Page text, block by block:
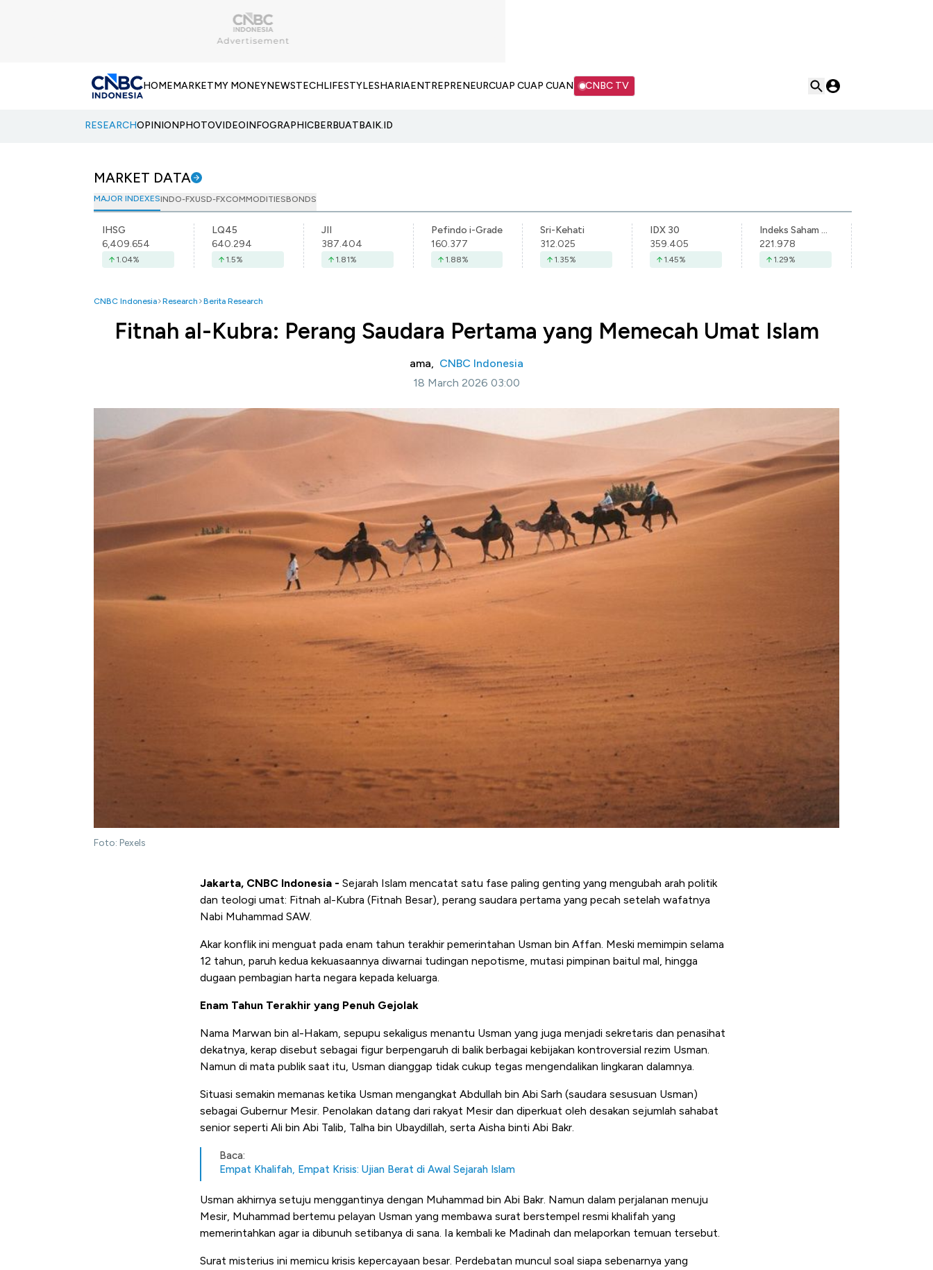
HOMEMARKETMY MONEYNEWSTECHLIFESTYLESHARIAENTREPRENEURCUAP CUAP CUAN CNBC TV
RESEARCHOPINIONPHOTOVIDEOINFOGRAPHICBERBUATBAIK.ID
MARKET DATA
MAJOR INDEXESINDO-FXUSD-FXCOMMODITIESBONDS
IHSG
6,409.654
1.04%
LQ45
640.294
1.5%
JII
387.404
1.81%
Pefindo i-Grade
160.377
1.88%
Sri-Kehati
312.025
1.35%
IDX 30
359.405
1.45%
Indeks Saham Syariah Indonesia
221.978
1.29%
CNBC Indonesia Research Berita Research
Fitnah al-Kubra: Perang Saudara Pertama yang Memecah Umat Islam
ama, CNBC Indonesia
18 March 2026 03:00
Foto: Pexels
Jakarta, CNBC Indonesia - Sejarah Islam mencatat satu fase paling genting yang mengubah arah politik
dan teologi umat: Fitnah al-Kubra (Fitnah Besar), perang saudara pertama yang pecah setelah wafatnya
Nabi Muhammad SAW.
Akar konflik ini menguat pada enam tahun terakhir pemerintahan Usman bin Affan. Meski memimpin selama
12 tahun, paruh kedua kekuasaannya diwarnai tudingan nepotisme, mutasi pimpinan baitul mal, hingga
dugaan pembagian harta negara kepada keluarga.
Enam Tahun Terakhir yang Penuh Gejolak
Nama Marwan bin al-Hakam, sepupu sekaligus menantu Usman yang juga menjadi sekretaris dan penasihat
dekatnya, kerap disebut sebagai figur berpengaruh di balik berbagai kebijakan kontroversial rezim Usman.
Namun di mata publik saat itu, Usman dianggap tidak cukup tegas mengendalikan lingkaran dalamnya.
Situasi semakin memanas ketika Usman mengangkat Abdullah bin Abi Sarh (saudara sesusuan Usman)
sebagai Gubernur Mesir. Penolakan datang dari rakyat Mesir dan diperkuat oleh desakan sejumlah sahabat
senior seperti Ali bin Abi Talib, Talha bin Ubaydillah, serta Aisha binti Abi Bakr.
Baca:
Empat Khalifah, Empat Krisis: Ujian Berat di Awal Sejarah Islam
Usman akhirnya setuju menggantinya dengan Muhammad bin Abi Bakr. Namun dalam perjalanan menuju
Mesir, Muhammad bertemu pelayan Usman yang membawa surat berstempel resmi khalifah yang
memerintahkan agar ia dibunuh setibanya di sana. Ia kembali ke Madinah dan melaporkan temuan tersebut.
Surat misterius ini memicu krisis kepercayaan besar. Perdebatan muncul soal siapa sebenarnya yang